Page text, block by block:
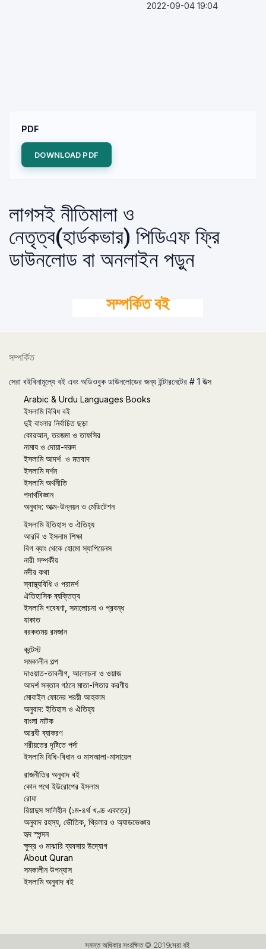
2022-09-04 19:04
PDF
DOWNLOAD PDF
লাগসই নীতিমালা ও
নেতৃত্ব(হার্ডকভার) পিডিএফ ফ্রি
ডাউনলোড বা অনলাইন পড়ুন
সম্পর্কিত বই
সম্পর্কিত
সেরা বইবিনামূল্যে বই এবং অডিওবুক ডাউনলোডের জন্য ইন্টারনেটের # 1 উত্স
Arabic & Urdu Languages Books
ইসলামি বিবিধ বই
দুই বাংলার নির্বাচিত ছড়া
কোরআন, তরজমা ও তাফসির
নামায ও দোয়া-দরুদ
ইসলামি আদর্শ ও মতবাদ
ইসলামি দর্শন
ইসলামি অর্থনীতি
পদার্থবিজ্ঞান
অনুবাদ: আত্ম-উন্নয়ন ও মেডিটেশন
ইসলামি ইতিহাস ও ঐতিহ্য
আরবি ও ইসলাম শিক্ষা
বিগ ব্যাং থেকে হোমো স্যাপিয়েনস
নারী সম্পর্কীয়
নদীর কথা
স্বাস্থ্যবিধি ও পরামর্শ
ঐতিহাসিক ব্যক্তিত্ব
ইসলামি গবেষণা, সমালোচনা ও প্রবন্ধ
যাকাত
বরকতময় রমজান
কন্টেস্ট
সমকালীন গল্প
দাওয়াত-তাবলীগ, আলোচনা ও ওয়াজ
আদর্শ সন্তান গঠনে মাতা-পিতার করণীয়
মোবাইল ফোনের শরয়ী আহকাম
অনুবাদ: ইতিহাস ও ঐতিহ্য
বাংলা নাটক
আরবী ব্যাকরণ
শরীয়তের দৃষ্টিতে পর্দা
ইসলামি বিধি-বিধান ও মাসআলা-মাসায়েল
রাজনীতির অনুবাদ বই
কোন পথে ইউরোপের ইসলাম
রোযা
রিয়াদুস সালিহীন (১ম-৪র্থ খণ্ড একত্রে)
অনুবাদ রহস্য, ভৌতিক, থ্রিলার ও অ্যাডভেঞ্চার
হৃদ স্পন্দন
ক্ষুদ্র ও মাঝারি ব্যবসায় উদ্যোগ
About Quran
সমকালীন উপন্যাস
ইসলামি অনুবাদ বই
সমস্ত অধিকার সংরক্ষিত © 2019সেরা বই